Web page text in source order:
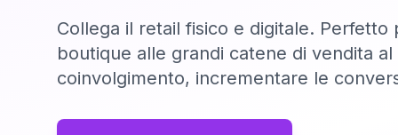
Collega il retail fisico e digitale.
boutique alle grandi catene di vendita
coinvolgimento, incrementare le